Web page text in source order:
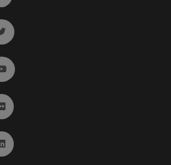
Ir a twitter (abre en ventana nueva)
Ir a YouTube (abre en ventana nueva)
Ir a Flickr (abre en ventana nueva)
Ir a Linkedin (abre en ventana nueva)